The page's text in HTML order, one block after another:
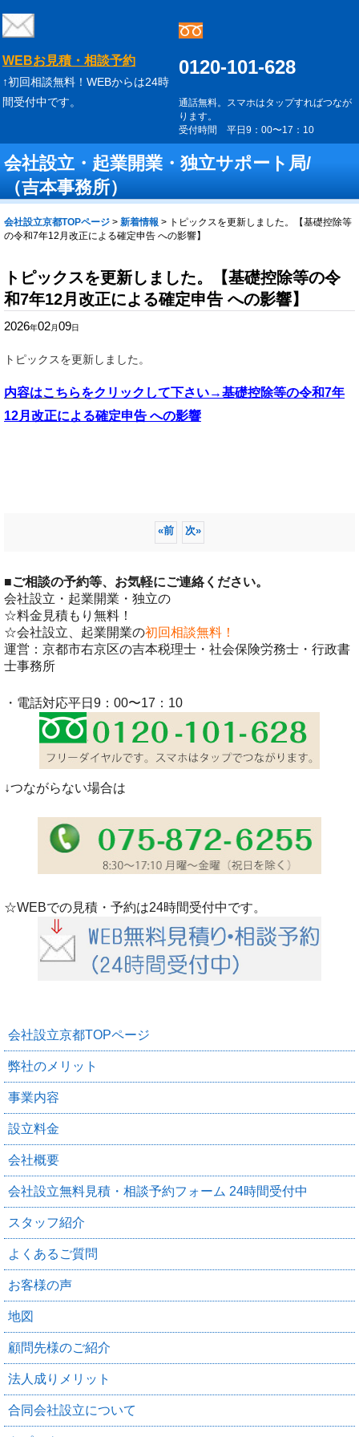
WEBお見積・相談予約
↑初回相談無料！WEBからは24時
間受付中です。
0120-101-628
通話無料。スマホはタップすればつなが
ります。
受付時間 平日9：00〜17：10
会社設立・起業開業・独立サポート局/
（吉本事務所）
会社設立京都TOPページ > 新着情報 > トピックスを更新しました。【基礎控除等
の令和7年12月改正による確定申告 への影響】
トピックスを更新しました。【基礎控除等の令
和7年12月改正による確定申告 への影響】
2026年02月09日
トピックスを更新しました。
内容はこちらをクリックして下さい→基礎控除等の令和7年
12月改正による確定申告 への影響
«前 次»
■ご相談の予約等、お気軽にご連絡ください。
会社設立・起業開業・独立の
☆料金見積もり無料！
☆会社設立、起業開業の初回相談無料！
運営：京都市右京区の吉本税理士・社会保険労務士・行政書
士事務所
・電話対応平日9：00〜17：10
↓つながらない場合は
☆WEBでの見積・予約は24時間受付中です。
会社設立京都TOPページ
弊社のメリット
事業内容
設立料金
会社概要
会社設立無料見積・相談予約フォーム 24時間受付中
スタッフ紹介
よくあるご質問
お客様の声
地図
顧問先様のご紹介
法人成りメリット
合同会社設立について